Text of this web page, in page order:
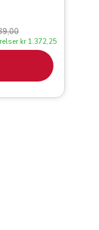
kr 1.372,25